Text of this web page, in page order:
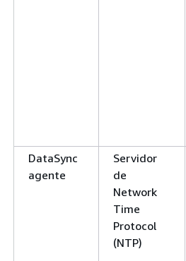
DataSync
agente
Servidor
de
Network
Time
Protocol
(NTP)